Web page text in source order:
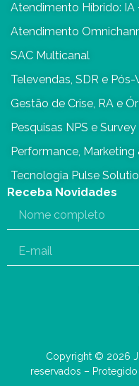
Atendimento Híbrido: IA
Atendimento
SAC Multicanal
Televendas, SDR e Pós-
Gestão de Crise, RA e
Pesquisas NPS e Survey
Performance,
Tecnologia Pulse
Receba Novidades
Copyright © 2026
reservados –